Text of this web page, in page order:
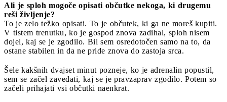
Ali je sploh mogoče opisati občutke nekoga, ki drugemu
reši življenje?
To je zelo težko opisati. To je občutek, ki ga ne moreš kupiti.
V tistem trenutku, ko je gospod znova zadihal, sploh nisem
dojel, kaj se je zgodilo. Bil sem osredotočen samo na to, da
ostane stabilen in da ne pride znova do zastoja srca.
Šele kakšnih dvajset minut pozneje, ko je adrenalin popustil,
sem se začel zavedati, kaj se je pravzaprav zgodilo. Potem so
začeli prihajati vsi občutki naenkrat.